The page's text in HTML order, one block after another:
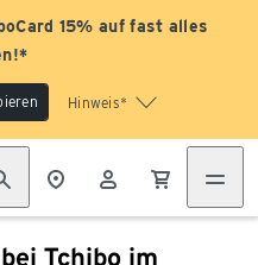
15% auf fast alles
Hinweis*
Tchibo im